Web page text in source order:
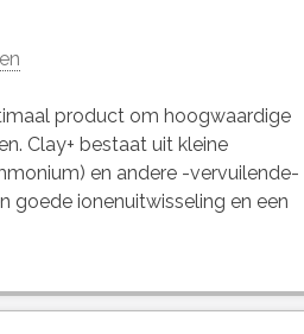
product om hoogwaardige
Clay+ bestaat uit kleine
en andere -vervuilende-
goede ionenuitwisseling en een